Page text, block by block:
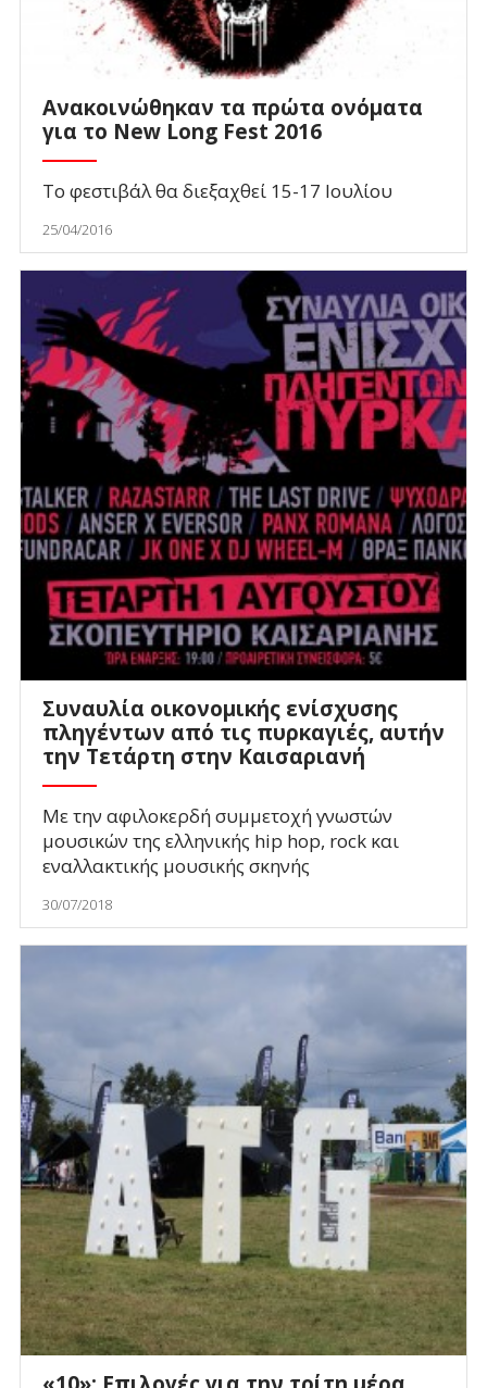
Ανακοινώθηκαν τα πρώτα ονόματα
για το New Long Fest 2016
Το φεστιβάλ θα διεξαχθεί 15-17 Ιουλίου
25/04/2016
Συναυλία οικονομικής ενίσχυσης
πληγέντων από τις πυρκαγιές, αυτήν
την Τετάρτη στην Καισαριανή
Με την αφιλοκερδή συμμετοχή γνωστών
μουσικών της ελληνικής hip hop, rock και
εναλλακτικής μουσικής σκηνής
30/07/2018